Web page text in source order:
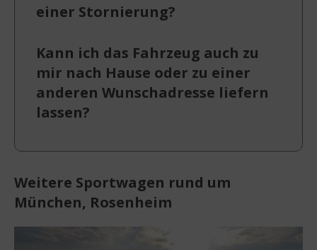
einer Stornierung?
Kann ich das Fahrzeug auch zu
mir nach Hause oder zu einer
anderen Wunschadresse liefern
lassen?
Weitere Sportwagen rund um
München, Rosenheim